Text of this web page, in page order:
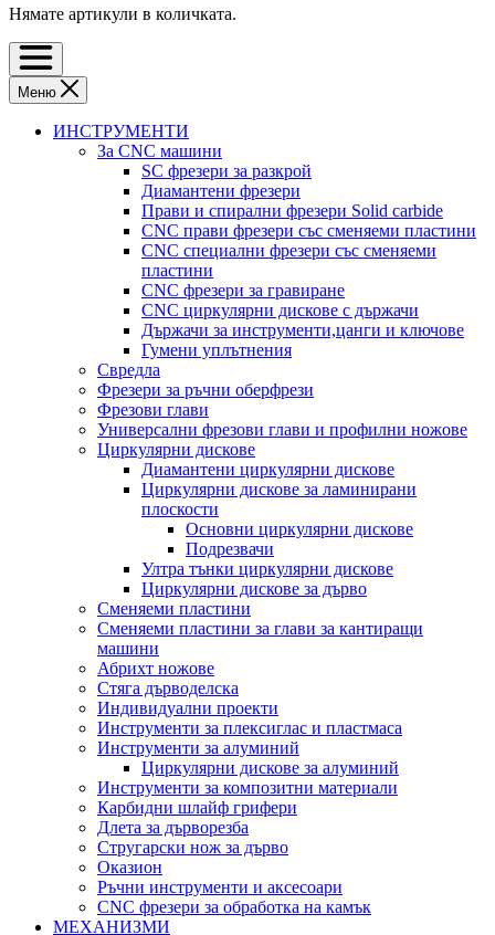
Нямате артикули в количката.
Меню
ИНСТРУМЕНТИ
За CNC машини
SC фрезери за разкрой
Диамантени фрезери
Прави и спирални фрезери Solid carbide
CNC прави фрезери със сменяеми пластини
CNC специални фрезери със сменяеми
пластини
CNC фрезери за гравиране
CNC циркулярни дискове с държачи
Държачи за инструменти,цанги и ключове
Гумени уплътнения
Свредла
Фрезери за ръчни оберфрези
Фрезови глави
Универсални фрезови глави и профилни ножове
Циркулярни дискове
Диамантени циркулярни дискове
Циркулярни дискове за ламинирани
плоскости
Основни циркулярни дискове
Подрезвачи
Ултра тънки циркулярни дискове
Циркулярни дискове за дърво
Сменяеми пластини
Сменяеми пластини за глави за кантиращи
машини
Абрихт ножове
Стяга дърводелска
Индивидуални проекти
Инструменти за плексиглас и пластмаса
Инструменти за алуминий
Циркулярни дискове за алуминий
Инструменти за композитни материали
Карбидни шлайф грифери
Длета за дърворезба
Стругарски нож за дърво
Оказион
Ръчни инструменти и аксесоари
CNC фрезери за обработка на камък
МЕХАНИЗМИ